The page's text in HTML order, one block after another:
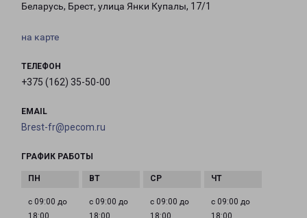
Беларусь, Брест, улица Янки Купалы, 17/1
на карте
ТЕЛЕФОН
+375 (162) 35-50-00
EMAIL
Brest-fr@pecom.ru
ГРАФИК РАБОТЫ
с 09:00 до
с 09:00 до
с 09:00 до
с 09:00 до